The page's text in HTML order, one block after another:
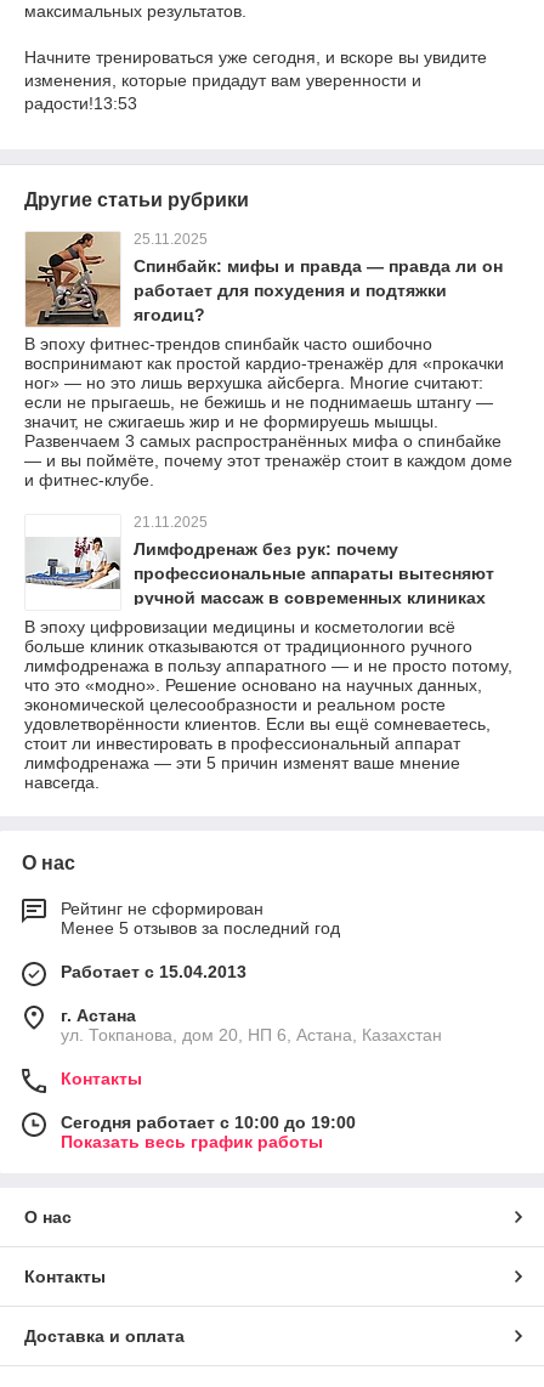
максимальных результатов.
Начните тренироваться уже сегодня, и вскоре вы увидите
изменения, которые придадут вам уверенности и
радости!13:53
Другие статьи рубрики
25.11.2025
Спинбайк: мифы и правда — правда ли он
работает для похудения и подтяжки
ягодиц?
В эпоху фитнес-трендов спинбайк часто ошибочно
воспринимают как простой кардио-тренажёр для «прокачки
ног» — но это лишь верхушка айсберга. Многие считают:
если не прыгаешь, не бежишь и не поднимаешь штангу —
значит, не сжигаешь жир и не формируешь мышцы.
Развенчаем 3 самых распространённых мифа о спинбайке
— и вы поймёте, почему этот тренажёр стоит в каждом доме
и фитнес-клубе.
21.11.2025
Лимфодренаж без рук: почему
профессиональные аппараты вытесняют
ручной массаж в современных клиниках
В эпоху цифровизации медицины и косметологии всё
больше клиник отказываются от традиционного ручного
лимфодренажа в пользу аппаратного — и не просто потому,
что это «модно». Решение основано на научных данных,
экономической целесообразности и реальном росте
удовлетворённости клиентов. Если вы ещё сомневаетесь,
стоит ли инвестировать в профессиональный аппарат
лимфодренажа — эти 5 причин изменят ваше мнение
навсегда.
О нас
Рейтинг не сформирован
Менее 5 отзывов за последний год
Работает с 15.04.2013
г. Астана
ул. Токпанова, дом 20, НП 6, Астана, Казахстан
Контакты
Сегодня работает с 10:00 до 19:00
Показать весь график работы
О нас
Контакты
Доставка и оплата